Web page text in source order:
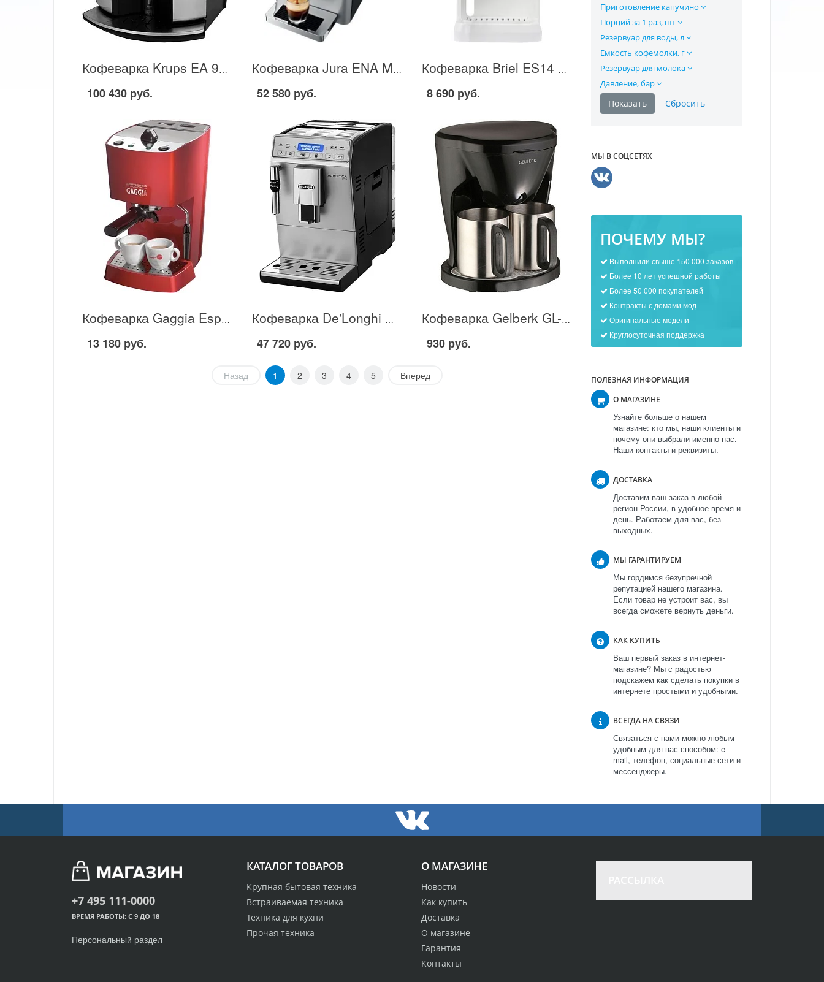
Приготовление капучино
Порций за 1 раз, шт
Резервуар для воды, л
Емкость кофемолки, г
Резервуар для молока
Давление, бар
МЫ В СОЦСЕТЯХ
ПОЧЕМУ МЫ?
Выполнили свыше 150 000 заказов
Более 10 лет успешной работы
Более 50 000 покупателей
Контракты с домами мод
Оригинальные модели
Круглосуточная поддержка
ПОЛЕЗНАЯ ИНФОРМАЦИЯ
О МАГАЗИНЕ
Узнайте больше о нашем
магазине: кто мы, наши клиенты и
почему они выбрали именно нас.
Наши контакты и реквизиты.
ДОСТАВКА
Доставим ваш заказ в любой
регион России, в удобное время и
день. Работаем для вас, без
выходных.
МЫ ГАРАНТИРУЕМ
Мы гордимся безупречной
репутацией нашего магазина.
Если товар не устроит вас, вы
всегда сможете вернуть деньги.
КАК КУПИТЬ
Ваш первый заказ в интернет-
магазине? Мы с радостью
подскажем как сделать покупки в
интернете простыми и удобными.
ВСЕГДА НА СВЯЗИ
Связаться с нами можно любым
удобным для вас способом: e-
mail, телефон, социальные сети и
мессенджеры.
Кофеварка Krups EA 907D31 в Москве
100 430 руб.
Кофеварка Jura ENA Micro 5 в Москве
52 580 руб.
Кофеварка Briel ES14 в Москве
8 690 руб.
Кофеварка Gaggia Espresso Color в Москве
13 180 руб.
Кофеварка De'Longhi ETAM 29.620 в Москве
47 720 руб.
Кофеварка Gelberk GL-540 в Москве
930 руб.
Назад 1 2 3 4 5 Вперед
О МАГАЗИНЕ
Новости
Как купить
Доставка
О магазине
Гарантия
Контакты
КАТАЛОГ ТОВАРОВ
Крупная бытовая техника
Встраиваемая техника
Техника для кухни
Прочая техника
+7 495 111-0000
ВРЕМЯ РАБОТЫ: С 9 ДО 18
Персональный раздел